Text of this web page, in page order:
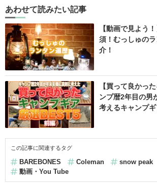
あわせて読みたい記事
【動画で見よう
須！むっしゅの
介！
【買って良かっ
ンプ暦2年目の男
考えるキャンプ
この記事に関連するタグ
BAREBONES Coleman
snow peak
動画・You Tube